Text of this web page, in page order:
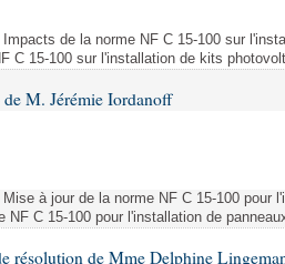
de la norme NF C 15-100 sur
C 15-100 sur l'installation de kits
M. Jérémie Iordanoff
à jour de la norme NF C 15-100 pour
NF C 15-100 pour l'installation de
résolution de Mme Delphine